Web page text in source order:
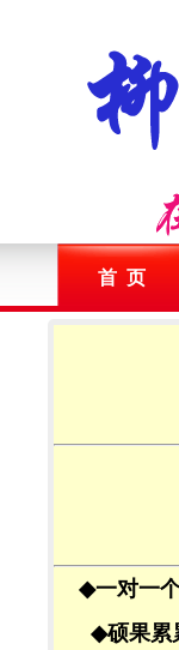
首 页
◆一对一
◆硕果